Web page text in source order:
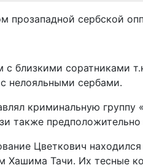
прозападной сербской
близкими соратниками
нелояльными сербами.
криминальную
также
Цветкович
Тачи. Их тесные